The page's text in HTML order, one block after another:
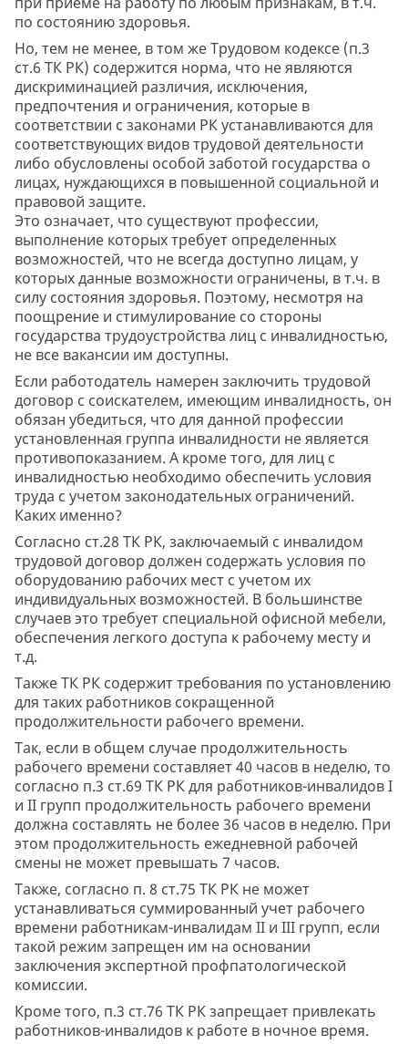
по состоянию здоровья.
Но, тем не менее, в том же Трудовом кодексе (п.3
ст.6 ТК РК) содержится норма, что не являются
дискриминацией различия, исключения,
предпочтения и ограничения, которые в
соответствии с законами РК устанавливаются для
соответствующих видов трудовой деятельности
либо обусловлены особой заботой государства о
лицах, нуждающихся в повышенной социальной и
правовой защите.
Это означает, что существуют профессии,
выполнение которых требует определенных
возможностей, что не всегда доступно лицам, у
которых данные возможности ограничены, в т.ч. в
силу состояния здоровья. Поэтому, несмотря на
поощрение и стимулирование со стороны
государства трудоустройства лиц с инвалидностью,
не все вакансии им доступны.
Если работодатель намерен заключить трудовой
договор с соискателем, имеющим инвалидность, он
обязан убедиться, что для данной профессии
установленная группа инвалидности не является
противопоказанием. А кроме того, для лиц с
инвалидностью необходимо обеспечить условия
труда с учетом законодательных ограничений.
Каких именно?
Согласно ст.28 ТК РК, заключаемый с инвалидом
трудовой договор должен содержать условия по
оборудованию рабочих мест с учетом их
индивидуальных возможностей. В большинстве
случаев это требует специальной офисной мебели,
обеспечения легкого доступа к рабочему месту и
т.д.
Также ТК РК содержит требования по установлению
для таких работников сокращенной
продолжительности рабочего времени.
Так, если в общем случае продолжительность
рабочего времени составляет 40 часов в неделю, то
согласно п.3 ст.69 ТК РК для работников-инвалидов I
и II групп продолжительность рабочего времени
должна составлять не более 36 часов в неделю. При
этом продолжительность ежедневной рабочей
смены не может превышать 7 часов.
Также, согласно п. 8 ст.75 ТК РК не может
устанавливаться суммированный учет рабочего
времени работникам-инвалидам II и III групп, если
такой режим запрещен им на основании
заключения экспертной профпатологической
комиссии.
Кроме того, п.3 ст.76 ТК РК запрещает привлекать
работников-инвалидов к работе в ночное время.